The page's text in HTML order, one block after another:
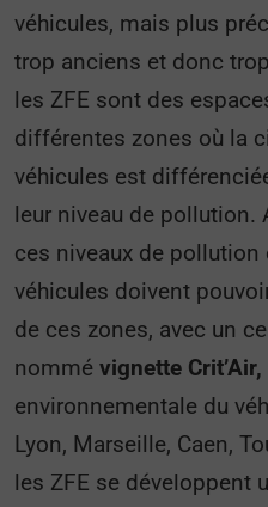
véhicules, mais plus
trop anciens et donc
les ZFE sont des
différentes zones où la
véhicules est
leur niveau de
ces niveaux de pollution
véhicules doivent
de ces zones, avec un
nommé vignette Crit’Air,
environnementale du
Lyon, Marseille, Caen,
les ZFE se développent